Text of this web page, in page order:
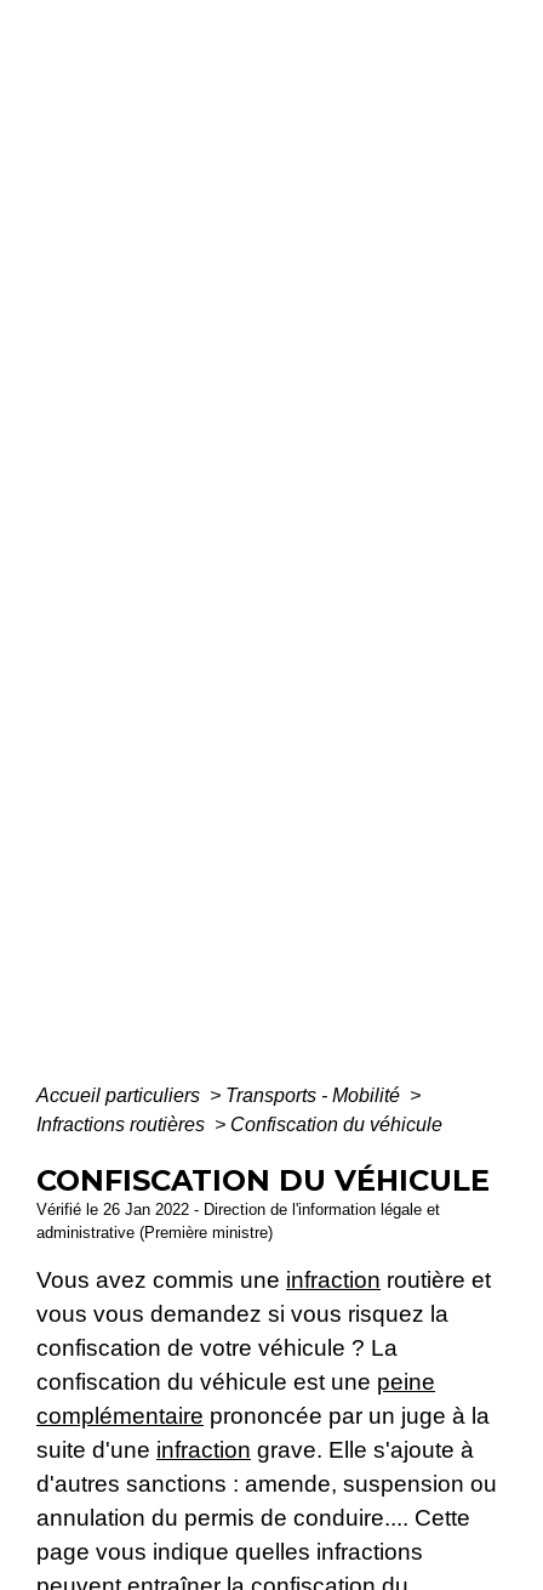
Accueil particuliers > Transports - Mobilité >
Infractions routières > Confiscation du véhicule
CONFISCATION DU VÉHICULE
Vérifié le 26 Jan 2022 - Direction de l'information légale et
administrative (Première ministre)
Vous avez commis une infraction routière et
vous vous demandez si vous risquez la
confiscation de votre véhicule ? La
confiscation du véhicule est une peine
complémentaire prononcée par un juge à la
suite d'une infraction grave. Elle s'ajoute à
d'autres sanctions : amende, suspension ou
annulation du permis de conduire.... Cette
page vous indique quelles infractions